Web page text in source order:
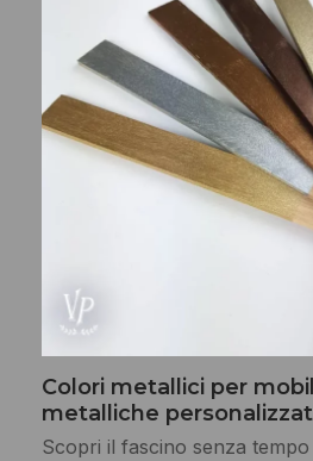
Colori metallici per
metalliche
Scopri il fascino senza